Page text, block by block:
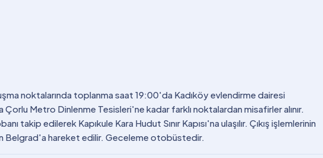
noktalarında toplanma saat 19:00'da Kadıköy evlendirme dairesi
Metro Dinlenme Tesisleri'ne kadar farklı noktalardan misafirler alınır.
takip edilerek Kapıkule Kara Hudut Sınır Kapısı'na ulaşılır. Çıkış işlemlerinin
Belgrad'a hareket edilir. Geceleme otobüstedir.